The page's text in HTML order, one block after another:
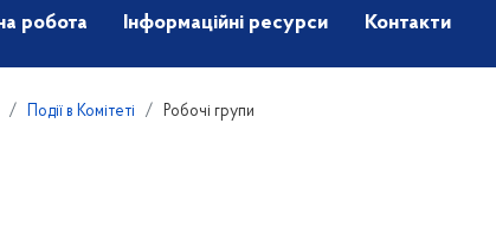
робота Інформаційні ресурси Контакти
Події в Комітеті Робочі групи